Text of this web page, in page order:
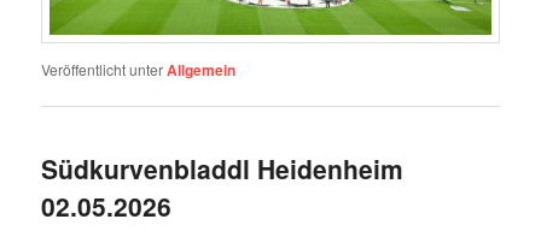
Veröffentlicht unterAllgemein
Südkurvenbladdl Heidenheim
02.05.2026